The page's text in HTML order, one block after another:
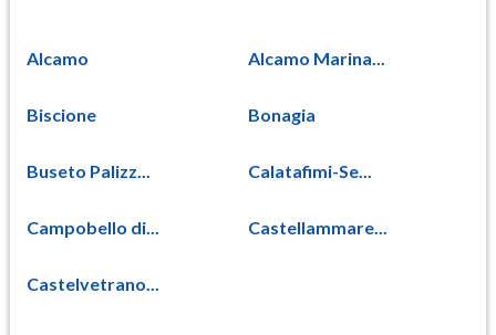
Alcamo Alcamo Marina...
Biscione Bonagia
Buseto Palizz... Calatafimi-Se...
Campobello di... Castellammare...
Castelvetrano...